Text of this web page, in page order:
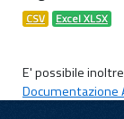
CSV Excel XLSX
E' possibile
Documentazione